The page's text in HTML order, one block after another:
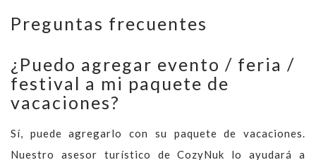
Preguntas frecuentes
¿Puedo agregar evento / feria /
festival a mi paquete de
vacaciones?
Sí, puede agregarlo con su paquete de vacaciones.
Nuestro asesor turístico de CozyNuk lo ayudará a